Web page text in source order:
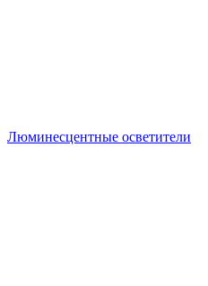
Люминесцентные осветители